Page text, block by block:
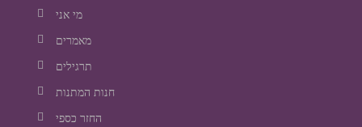
מי אני
מאמרים
תרגילים
חנות המתנות
החזר כספי